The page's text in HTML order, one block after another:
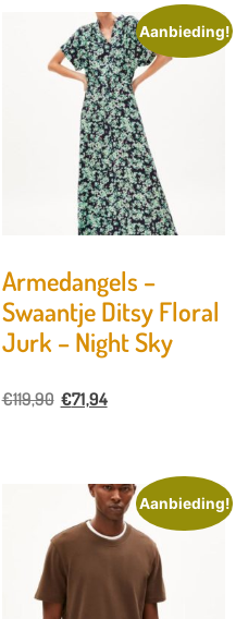
Aanbieding!
Armedangels –
Swaantje Ditsy Floral
Jurk – Night Sky
€119,90 €71,94
Aanbieding!